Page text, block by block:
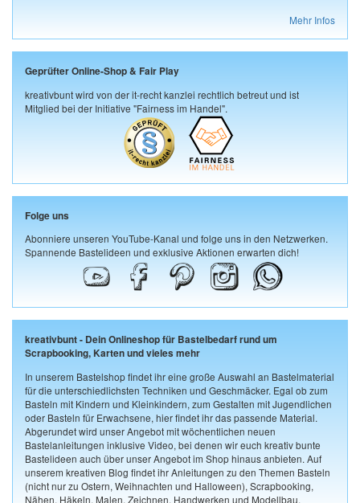
Mehr Infos
Geprüfter Online-Shop & Fair Play
kreativbunt wird von der it-recht kanzlei rechtlich betreut und ist
Mitglied bei der Initiative "Fairness im Handel".
Folge uns
Abonniere unseren YouTube-Kanal und folge uns in den Netzwerken.
Spannende Bastelideen und exklusive Aktionen erwarten dich!
kreativbunt - Dein Onlineshop für Bastelbedarf rund um
Scrapbooking, Karten und vieles mehr
In unserem Bastelshop findet ihr eine große Auswahl an Bastelmaterial
für die unterschiedlichsten Techniken und Geschmäcker. Egal ob zum
Basteln mit Kindern und Kleinkindern, zum Gestalten mit Jugendlichen
oder Basteln für Erwachsene, hier findet ihr das passende Material.
Abgerundet wird unser Angebot mit wöchentlichen neuen
Bastelanleitungen inklusive Video, bei denen wir euch kreativ bunte
Bastelideen auch über unser Angebot im Shop hinaus anbieten. Auf
unserem kreativen Blog findet ihr Anleitungen zu den Themen Basteln
(nicht nur zu Ostern, Weihnachten und Halloween), Scrapbooking,
Nähen, Häkeln, Malen, Zeichnen, Handwerken und Modellbau.